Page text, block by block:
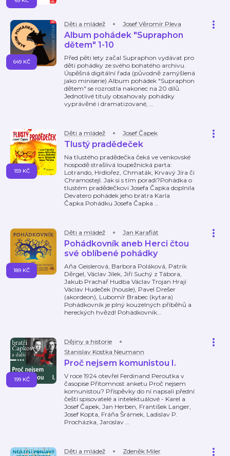
Děti a mládež Josef Věromír Pleva
Album pohádek "Supraphon
dětem" 1-10
Před pěti lety začal Supraphon vydávat pro
děti pohádky ze svého bohatého archivu.
Úspěšná digitální řada (původně zamýšlená
jako miniserie) Album pohádek "Supraphon
dětem" se rozrostla nakonec na 20 dílů.
Jednotlivé tituly obsahovaly pohádky
vyprávěné i dramatizované, …
649 KČ
Děti a mládež Josef Čapek
Tlustý pradědeček
Na tlustého pradědečka čeká ve venkovské
hospodě strašlivá loupežnická parta:
Lotrando, Hrdlořez, Chmaták, Krvavý Jíra či
Chramostejl. Jak si s tím poradí?Pohádka o
tlustém pradědečkovi Josefa Čapka doplnila
Devatero pohádek jeho bratra Karla
Čapka.Pohádku Josefa Čapka …
159 KČ
Děti a mládež Jan Karafiát
Pohádkovník aneb Herci čtou
své oblíbené pohádky
Aňa Geislerová, Barbora Poláková, Patrik
Děrgel, Václav Jílek, Jiří Suchý z Tábora,
Jakub Prachař Hudba Václav Trojan Hrají
Václav Hudeček (housle), Pavel Drešer
(akordeon), Lubomír Brabec (kytara)
Pohádkovník je plný kouzelných příběhů a
hereckých hvězd! Pohádkovník…
189 KČ
Dějiny a historie
Stanislav Kostka Neumann
Proč nejsem komunistou I.
V roce 1924 otevřel Ferdinand Peroutka v
časopise Přítomnost anketu Proč nejsem
komunistou? Příspěvky do ní napsali přední
čeští spisovatelé a intelektuálové - Karel a
Josef Čapek, Jan Herben, František Langer,
Josef Kopta, Fráňa Šrámek, Ladislav P.
Procházka, Jaroslav …
199 KČ
Děti a mládež Zdeněk Miler